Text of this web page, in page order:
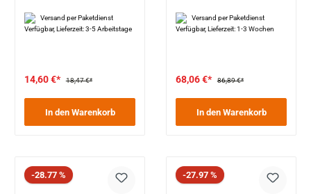
Versand per Paketdienst
Verfügbar, Lieferzeit: 3-5 Arbeitstage
14,60 €* 18,47 €*
In den Warenkorb
Versand per Paketdienst
Verfügbar, Lieferzeit: 1-3 Wochen
68,06 €* 86,89 €*
In den Warenkorb
Rabatt
-28.77 % Rabatt
-27.97 %